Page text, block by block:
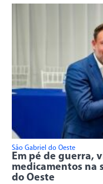
São Gabriel do Oeste
Em pé de guerra,
medicamentos na
do Oeste